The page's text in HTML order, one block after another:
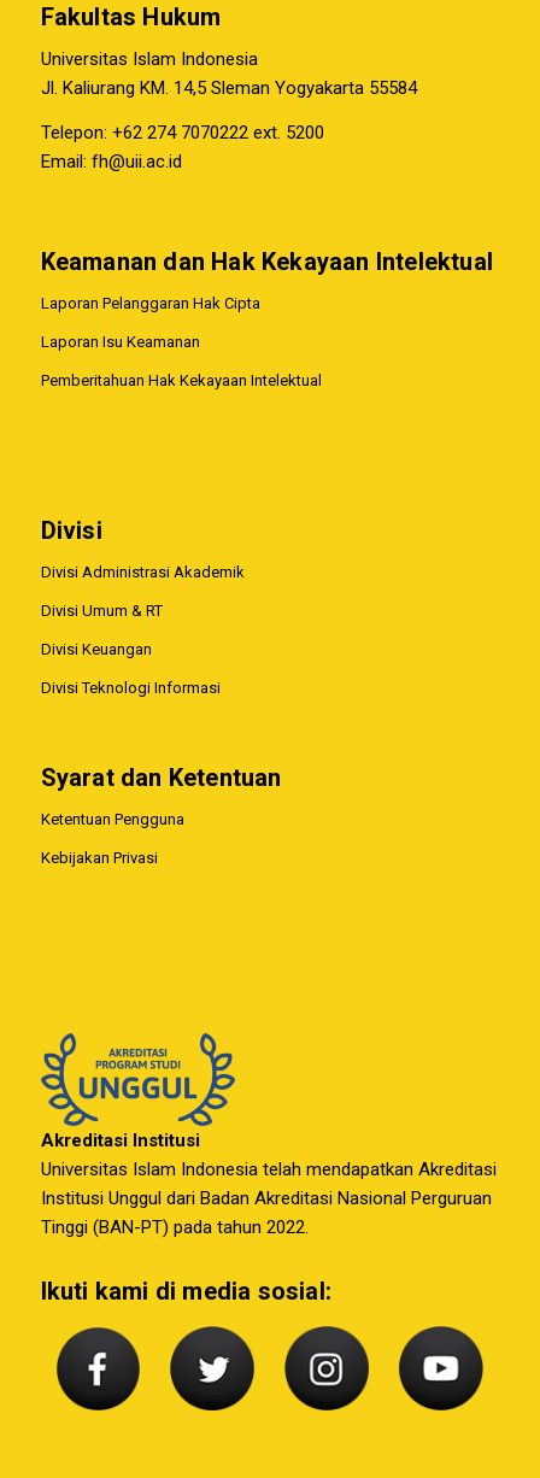
Fakultas Hukum
Universitas Islam Indonesia
Jl. Kaliurang KM. 14,5 Sleman Yogyakarta 55584
Telepon: +62 274 7070222 ext. 5200
Email: fh@uii.ac.id
Keamanan dan Hak Kekayaan Intelektual
Laporan Pelanggaran Hak Cipta
Laporan Isu Keamanan
Pemberitahuan Hak Kekayaan Intelektual
Divisi
Divisi Administrasi Akademik
Divisi Umum & RT
Divisi Keuangan
Divisi Teknologi Informasi
Syarat dan Ketentuan
Ketentuan Pengguna
Kebijakan Privasi
Akreditasi Institusi
Universitas Islam Indonesia telah mendapatkan Akreditasi
Institusi Unggul dari Badan Akreditasi Nasional Perguruan
Tinggi (BAN-PT) pada tahun 2022.
Ikuti kami di media sosial: